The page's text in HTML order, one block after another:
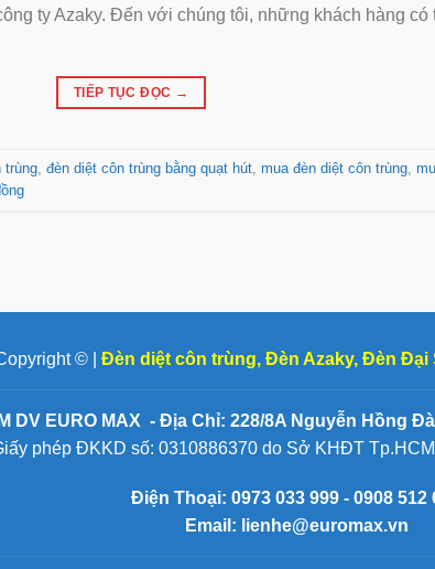
ty Azaky. Đến với chúng tôi, những khách hàng có
TIẾP TỤC ĐỌC →
trùng đèn diệt côn trùng bằng quạt hút mua đèn diệt côn trùng
© | Đèn diệt côn trùng, Đèn Azaky, Đèn Đại
DV EURO MAX - Địa Chỉ: 228/8A Nguyễn Hồng
phép ĐKKD số: 0310886370 do Sở KHĐT
Điện Thoại: 0973 033 999 - 0908 512
Email: lienhe@euromax.vn